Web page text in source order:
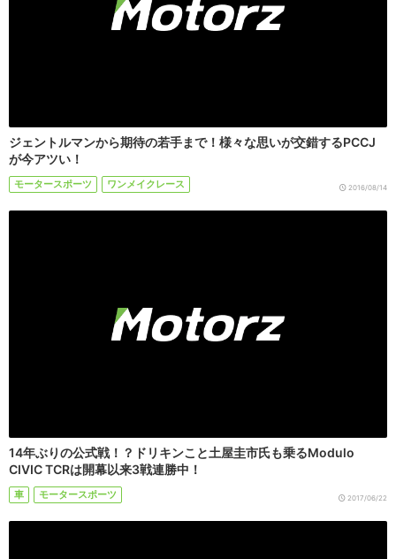
ジェントルマンから期待の若手まで！様々な思いが交錯するPCCJ
が今アツい！
モータースポーツ ワンメイクレース 2016/08/14
14年ぶりの公式戦！？ドリキンこと土屋圭市氏も乗るModulo
CIVIC TCRは開幕以来3戦連勝中！
車 モータースポーツ 2017/06/22